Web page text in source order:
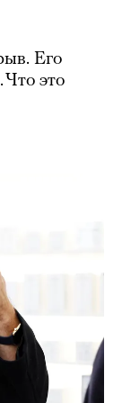
Его
Что это